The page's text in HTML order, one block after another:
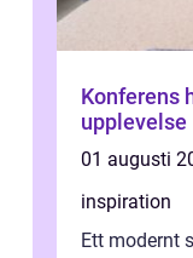
Konferens halmstad
upplevelse
01 augusti
inspiration
Ett modernt